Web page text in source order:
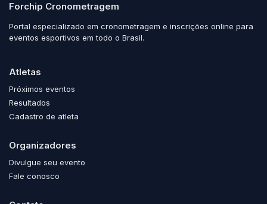
Forchip Cronometragem
Portal especializado em cronometragem e inscrições online para
eventos esportivos em todo o Brasil.
Atletas
Próximos eventos
Resultados
Cadastro de atleta
Organizadores
Divulgue seu evento
Fale conosco